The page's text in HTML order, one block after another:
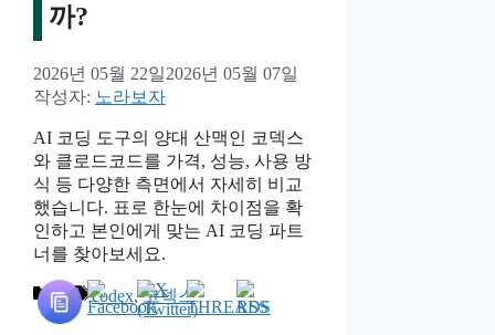
까?
2026년 05월 22일2026년 05월 07일
작성자: 노라보자
AI 코딩 도구의 양대 산맥인 코덱스
와 클로드코드를 가격, 성능, 사용 방
식 등 다양한 측면에서 자세히 비교
했습니다. 표로 한눈에 차이점을 확
인하고 본인에게 맞는 AI 코딩 파트
너를 찾아보세요.
카
테
AI
태
그
codex,코덱스